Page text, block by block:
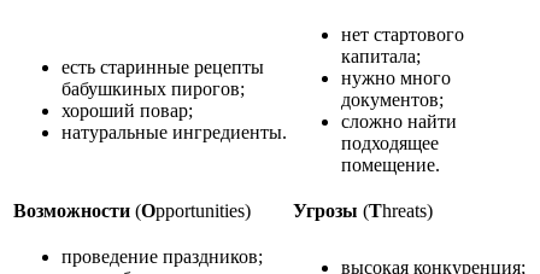
есть старинные рецепты
бабушкиных пирогов;
хороший повар;
натуральные ингредиенты.
нет стартового
капитала;
нужно много
документов;
сложно найти
подходящее
помещение.
Возможности (Opportunities) Угрозы (Threats)
проведение праздников;
высокая конкуренция;